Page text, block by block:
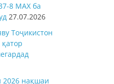
8 MAX ба
27.07.2026
Тоҷикистон
нақшаи